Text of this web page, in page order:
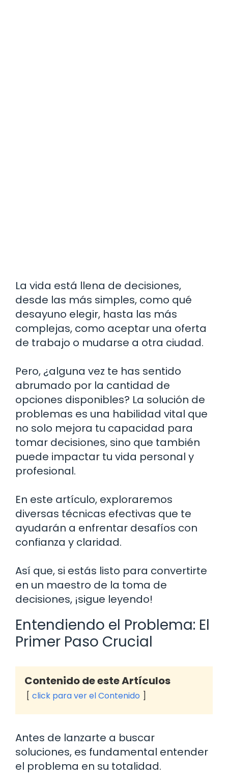
La vida está llena de decisiones,
desde las más simples, como qué
desayuno elegir, hasta las más
complejas, como aceptar una oferta
de trabajo o mudarse a otra ciudad.
Pero, ¿alguna vez te has sentido
abrumado por la cantidad de
opciones disponibles? La solución de
problemas es una habilidad vital que
no solo mejora tu capacidad para
tomar decisiones, sino que también
puede impactar tu vida personal y
profesional.
En este artículo, exploraremos
diversas técnicas efectivas que te
ayudarán a enfrentar desafíos con
confianza y claridad.
Así que, si estás listo para convertirte
en un maestro de la toma de
decisiones, ¡sigue leyendo!
Entendiendo el Problema: El
Primer Paso Crucial
Contenido de este Artículos
click para ver el Contenido
Antes de lanzarte a buscar
soluciones, es fundamental entender
el problema en su totalidad.